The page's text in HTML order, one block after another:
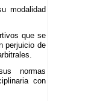
modalidad
que se
perjuicio de
normas
con